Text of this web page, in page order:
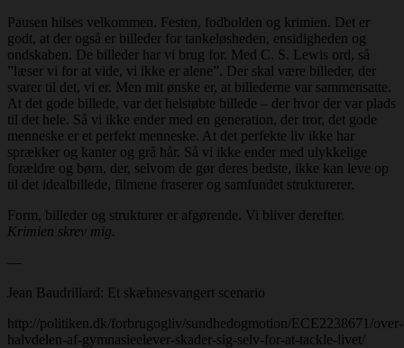
Pausen hilses velkommen. Festen, fodbolden og krimien. Det er
godt, at der også er billeder for tankeløsheden, ensidigheden og
ondskaben. De billeder har vi brug for. Med C. S. Lewis ord, så
”læser vi for at vide, vi ikke er alene”. Der skal være billeder, der
svarer til det, vi er. Men mit ønske er, at billederne var sammensatte.
At det gode billede, var det helstøbte billede – der hvor der var plads
til det hele. Så vi ikke ender med en generation, der tror, det gode
menneske er et perfekt menneske. At det perfekte liv ikke har
sprækker og kanter og grå hår. Så vi ikke ender med ulykkelige
forældre og børn, der, selvom de gør deres bedste, ikke kan leve op
til det idealbillede, filmene fraserer og samfundet strukturerer.
Form, billeder og strukturer er afgørende. Vi bliver derefter.
Krimien skrev mig.
—
Jean Baudrillard: Et skæbnesvangert scenario
http://politiken.dk/forbrugogliv/sundhedogmotion/ECE2238671/over-
halvdelen-af-gymnasieelever-skader-sig-selv-for-at-tackle-livet/